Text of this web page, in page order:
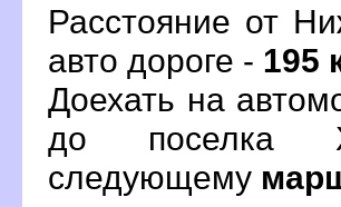
Расстояние от
авто дороге - 195
Доехать на
до поселка
следующему